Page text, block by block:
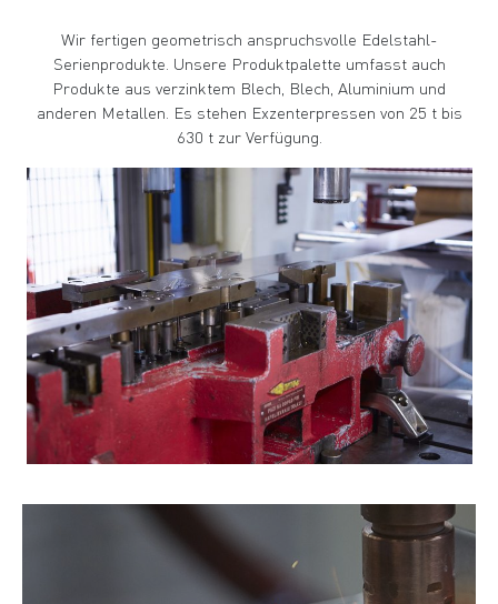
Wir fertigen geometrisch anspruchsvolle Edelstahl-
Serienprodukte. Unsere Produktpalette umfasst auch
Produkte aus verzinktem Blech, Blech, Aluminium und
anderen Metallen. Es stehen Exzenterpressen von 25 t bis
630 t zur Verfügung.